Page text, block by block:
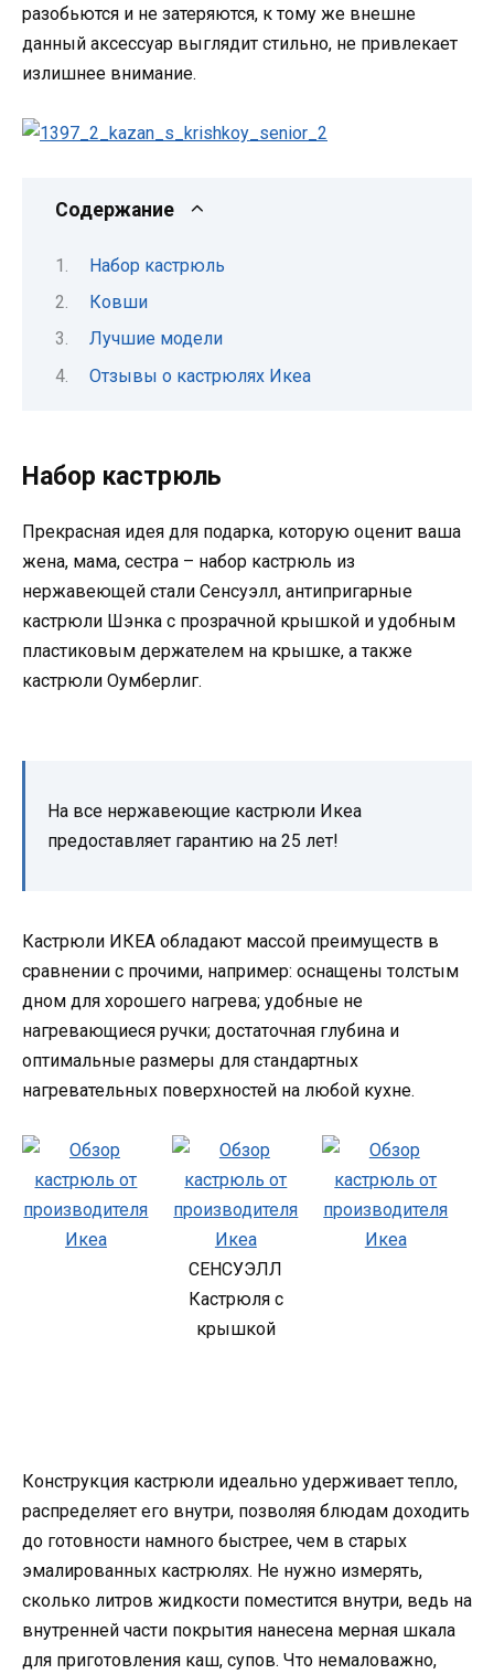
разобьются и не затеряются, к тому же внешне
данный аксессуар выглядит стильно, не привлекает
излишнее внимание.
Содержание
Набор кастрюль
Ковши
Лучшие модели
Отзывы о кастрюлях Икеа
Набор кастрюль
Прекрасная идея для подарка, которую оценит ваша
жена, мама, сестра – набор кастрюль из
нержавеющей стали Сенсуэлл, антипригарные
кастрюли Шэнка с прозрачной крышкой и удобным
пластиковым держателем на крышке, а также
кастрюли Оумберлиг.
На все нержавеющие кастрюли Икеа
предоставляет гарантию на 25 лет!
Кастрюли ИКЕА обладают массой преимуществ в
сравнении с прочими, например: оснащены толстым
дном для хорошего нагрева; удобные не
нагревающиеся ручки; достаточная глубина и
оптимальные размеры для стандартных
нагревательных поверхностей на любой кухне.
СЕНСУЭЛЛ
Кастрюля с
крышкой
Конструкция кастрюли идеально удерживает тепло,
распределяет его внутри, позволяя блюдам доходить
до готовности намного быстрее, чем в старых
эмалированных кастрюлях. Не нужно измерять,
сколько литров жидкости поместится внутри, ведь на
внутренней части покрытия нанесена мерная шкала
для приготовления каш, супов. Что немаловажно,